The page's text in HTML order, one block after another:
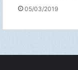
r
05/03/2019